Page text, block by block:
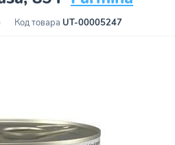
Код товара UT-00005247